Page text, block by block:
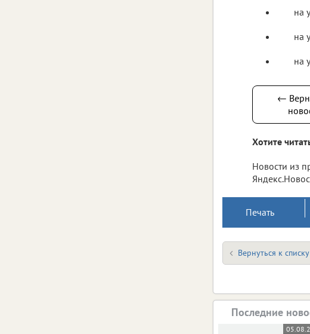
на
на
на
←
Хотите
Новости из
Печать
Вернуться к
Последние